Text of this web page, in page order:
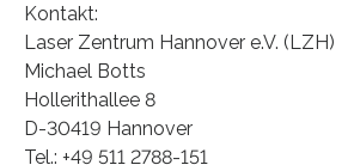
Kontakt:
Laser Zentrum Hannover e.V. (LZH)
Michael Botts
Hollerithallee 8
D-30419 Hannover
Tel.: +49 511 2788-151